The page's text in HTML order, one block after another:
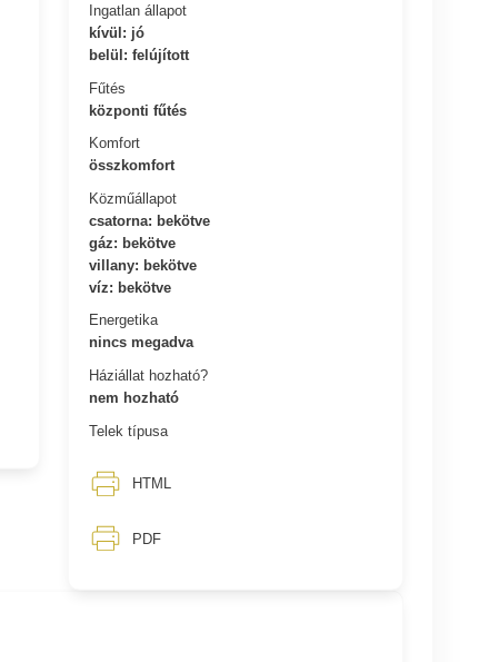
Ingatlan állapot
kívül: jó
belül: felújított
Fűtés
központi fűtés
Komfort
összkomfort
Közműállapot
csatorna: bekötve
gáz: bekötve
villany: bekötve
víz: bekötve
Energetika
nincs megadva
Háziállat hozható?
nem hozható
Telek típusa
HTML
PDF